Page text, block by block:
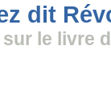
dit
le livre